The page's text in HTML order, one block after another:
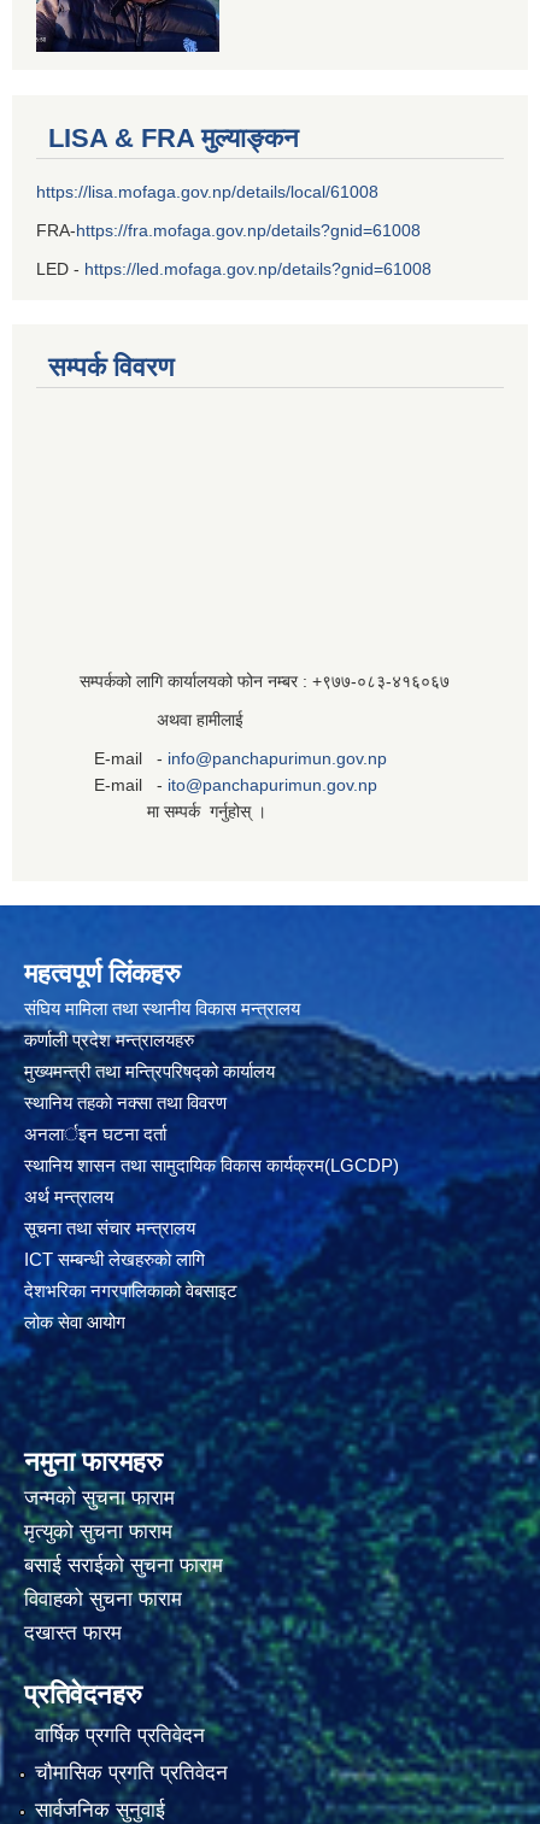
LISA & FRA मुल्याङ्कन
https://lisa.mofaga.gov.np/details/local/61008
FRA-https://fra.mofaga.gov.np/details?gnid=61008
LED - https://led.mofaga.gov.np/details?gnid=61008
सम्पर्क विवरण
सम्पर्कको लागि कार्यालयको फोन नम्बर : +९७७-०८३‍-४१६०६७
अथवा हामीलाई
E-mail - info@panchapurimun.gov.np
E-mail - ito@panchapurimun.gov.np
मा सम्पर्क गर्नुहोस् ।
महत्वपूर्ण लिंकहरु
संघिय मामिला तथा स्थानीय विकास मन्त्रालय
कर्णाली प्रदेश मन्त्रालयहरु
मुख्यमन्त्री तथा मन्त्रिपरिषद्को कार्यालय
स्थानिय तहकाे नक्सा तथा विवरण
अनलार्इन घटना दर्ता
स्थानिय शासन तथा सामुदायिक विकास कार्यक्रम(LGCDP)
अर्थ मन्त्रालय
सूचना तथा संचार मन्त्रालय
ICT सम्बन्धी लेखहरुको लागि
देशभरिका नगरपालिकाको वेबसाइट
लोक सेवा आयोग
नमुना फारमहरु
जन्मको सुचना फाराम
मृत्युको सुचना फाराम
बसाई सराईको सुचना फाराम
विवाहको सुचना फाराम
दखास्त फारम
प्रतिवेदनहरु
वार्षिक प्रगति प्रतिवेदन
चौमासिक प्रगति प्रतिवेदन
सार्वजनिक सुनुवाई